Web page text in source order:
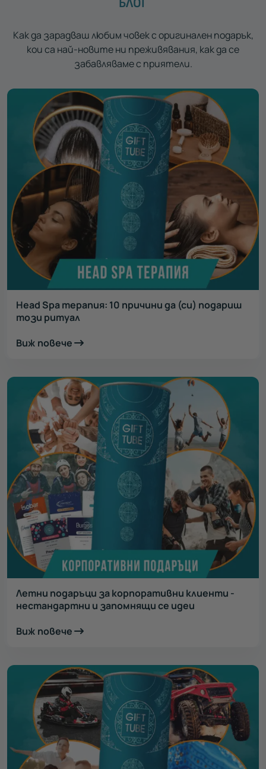
Как да зарадваш любим човек с оригинален подарък,
кои са най-новите ни преживявания, как да се
забавляваме с приятели.
Head Spa терапия: 10 причини да (си) подариш
този ритуал
Виж повече
Летни подаръци за корпоративни клиенти -
нестандартни и запомнящи се идеи
Виж повече